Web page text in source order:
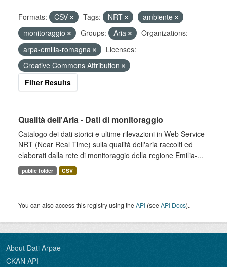
Formats: CSV Tags: NRT
ambiente
monitoraggio
Groups: Aria
Organizations:
arpa-emilia-romagna
Licenses:
Creative Commons Attribution
Filter Results
Qualità dell'Aria - Dati di monitoraggio
Catalogo dei dati storici e ultime rilevazioni in Web Service
NRT (Near Real Time) sulla qualità dell'aria raccolti ed
elaborati dalla rete di monitoraggio della regione Emilia-...
public folder CSV
You can also access this registry using theAPI (seeAPI Docs).
About Dati Arpae
CKAN API